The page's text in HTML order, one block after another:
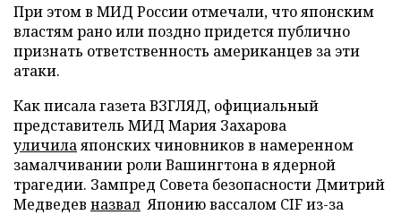
При этом в МИД России отмечали, что японским
властям рано или поздно придется публично
признать ответственность американцев за эти
атаки.
Как писала газета ВЗГЛЯД, официальный
представитель МИД Мария Захарова
уличилаяпонских чиновников в намеренном
замалчивании роли Вашингтона в ядерной
трагедии. Зампред Совета безопасности Дмитрий
Медведев назвал Японию вассалом CIF из-за